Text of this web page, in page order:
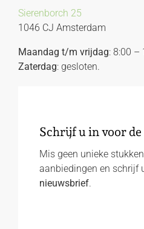
Sierenborch 25
1046 CJ Amsterdam
Maandag t/m vrijdag: 8:00 –
Zaterdag: gesloten.
Schrijf u in voor
Mis geen unieke
aanbiedingen en schrijf
nieuwsbrief.